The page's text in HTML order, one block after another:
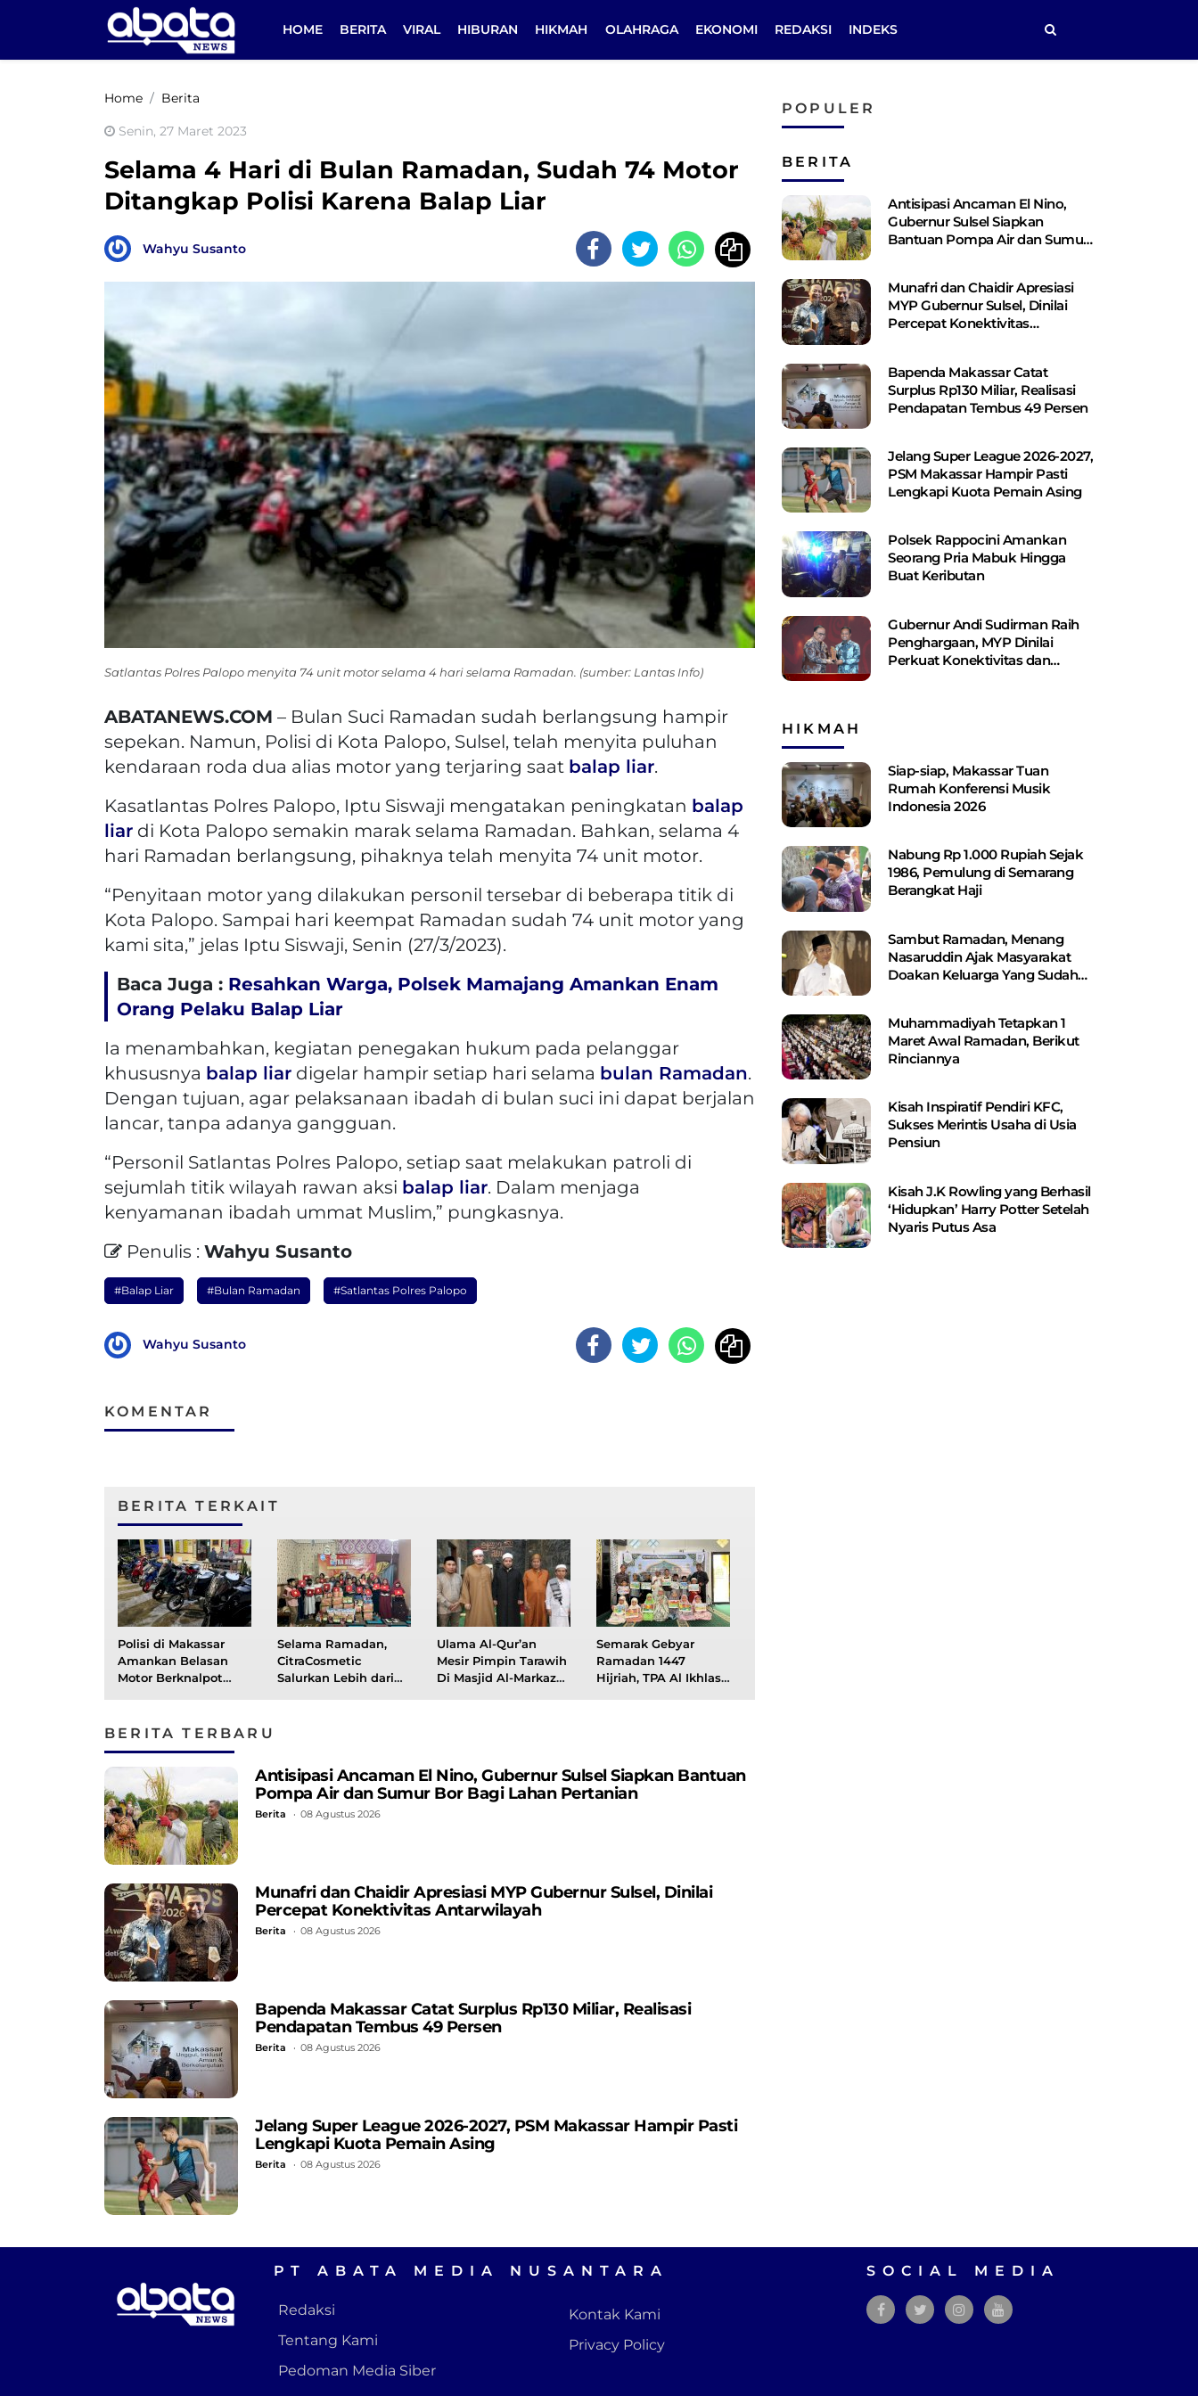
HOME BERITA VIRAL HIBURAN HIKMAH OLAHRAGA EKONOMI REDAKSI INDEKS
Home Berita
Senin, 27 Maret 2023
Selama 4 Hari di Bulan Ramadan, Sudah 74 Motor
Ditangkap Polisi Karena Balap Liar
Wahyu Susanto
Satlantas Polres Palopo menyita 74 unit motor selama 4 hari selama Ramadan. (sumber: Lantas Info)
ABATANEWS.COM – Bulan Suci Ramadan sudah berlangsung hampir
sepekan. Namun, Polisi di Kota Palopo, Sulsel, telah menyita puluhan
kendaraan roda dua alias motor yang terjaring saat balap liar.
Kasatlantas Polres Palopo, Iptu Siswaji mengatakan peningkatan balap
liar di Kota Palopo semakin marak selama Ramadan. Bahkan, selama 4
hari Ramadan berlangsung, pihaknya telah menyita 74 unit motor.
“Penyitaan motor yang dilakukan personil tersebar di beberapa titik di
Kota Palopo. Sampai hari keempat Ramadan sudah 74 unit motor yang
kami sita,” jelas Iptu Siswaji, Senin (27/3/2023).
Baca Juga : Resahkan Warga, Polsek Mamajang Amankan Enam
Orang Pelaku Balap Liar
Ia menambahkan, kegiatan penegakan hukum pada pelanggar
khususnya balap liar digelar hampir setiap hari selama bulan Ramadan.
Dengan tujuan, agar pelaksanaan ibadah di bulan suci ini dapat berjalan
lancar, tanpa adanya gangguan.
“Personil Satlantas Polres Palopo, setiap saat melakukan patroli di
sejumlah titik wilayah rawan aksi balap liar. Dalam menjaga
kenyamanan ibadah ummat Muslim,” pungkasnya.
Penulis : Wahyu Susanto
#Balap Liar #Bulan Ramadan #Satlantas Polres Palopo
Wahyu Susanto
KOMENTAR
BERITA TERKAIT
Polisi di Makassar
Amankan Belasan
Motor Berknalpot
Selama Ramadan,
CitraCosmetic
Salurkan Lebih dari
Ulama Al-Qur’an
Mesir Pimpin Tarawih
Di Masjid Al-Markaz
Semarak Gebyar
Ramadan 1447
Hijriah, TPA Al Ikhlas
BERITA TERBARU
Antisipasi Ancaman El Nino, Gubernur Sulsel Siapkan Bantuan
Pompa Air dan Sumur Bor Bagi Lahan Pertanian
Berita 08 Agustus 2026
Munafri dan Chaidir Apresiasi MYP Gubernur Sulsel, Dinilai
Percepat Konektivitas Antarwilayah
Berita 08 Agustus 2026
Bapenda Makassar Catat Surplus Rp130 ​​Miliar, Realisasi
Pendapatan Tembus 49 Persen
Berita 08 Agustus 2026
Jelang Super League 2026-2027, PSM Makassar Hampir Pasti
Lengkapi Kuota Pemain Asing
Berita 08 Agustus 2026
POPULER
BERITA
Antisipasi Ancaman El Nino,
Gubernur Sulsel Siapkan
Bantuan Pompa Air dan Sumur
Munafri dan Chaidir Apresiasi
MYP Gubernur Sulsel, Dinilai
Percepat Konektivitas
Bapenda Makassar Catat
Surplus Rp130 ​​Miliar, Realisasi
Pendapatan Tembus 49 Persen
Jelang Super League 2026-2027,
PSM Makassar Hampir Pasti
Lengkapi Kuota Pemain Asing
Polsek Rappocini Amankan
Seorang Pria Mabuk Hingga
Buat Keributan
Gubernur Andi Sudirman Raih
Penghargaan, MYP Dinilai
Perkuat Konektivitas dan
HIKMAH
Siap-siap, Makassar Tuan
Rumah Konferensi Musik
Indonesia 2026
Nabung Rp 1.000 Rupiah Sejak
1986, Pemulung di Semarang
Berangkat Haji
Sambut Ramadan, Menang
Nasaruddin Ajak Masyarakat
Doakan Keluarga Yang Sudah
Muhammadiyah Tetapkan 1
Maret Awal Ramadan, Berikut
Rinciannya
Kisah Inspiratif Pendiri KFC,
Sukses Merintis Usaha di Usia
Pensiun
Kisah J.K Rowling yang Berhasil
‘Hidupkan’ Harry Potter Setelah
Nyaris Putus Asa
PT ABATA MEDIA NUSANTARA
Redaksi
Tentang Kami
Pedoman Media Siber
Kontak Kami
Privacy Policy
SOCIAL MEDIA